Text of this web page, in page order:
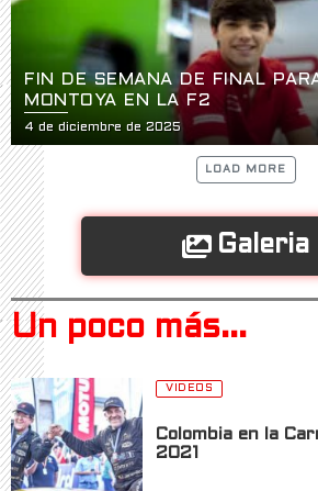
FIN DE SEMANA DE FINAL
MONTOYA EN LA F2
4 de diciembre de 2025
LOAD MORE
Galeria
Un poco más...
VIDEOS
Colombia en la
2021